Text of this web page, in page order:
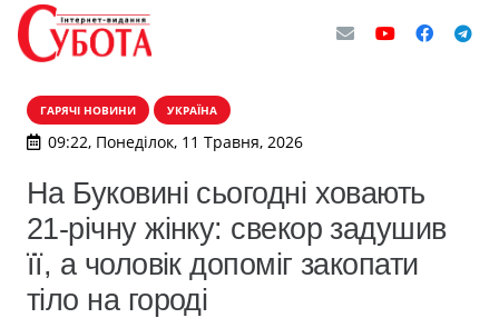
ГАРЯЧІ НОВИНИ УКРАЇНА
09:22, Понеділок, 11 Травня, 2026
На Буковині сьогодні ховають
21-річну жінку: свекор задушив
її, а чоловік допоміг закопати
тіло на городі